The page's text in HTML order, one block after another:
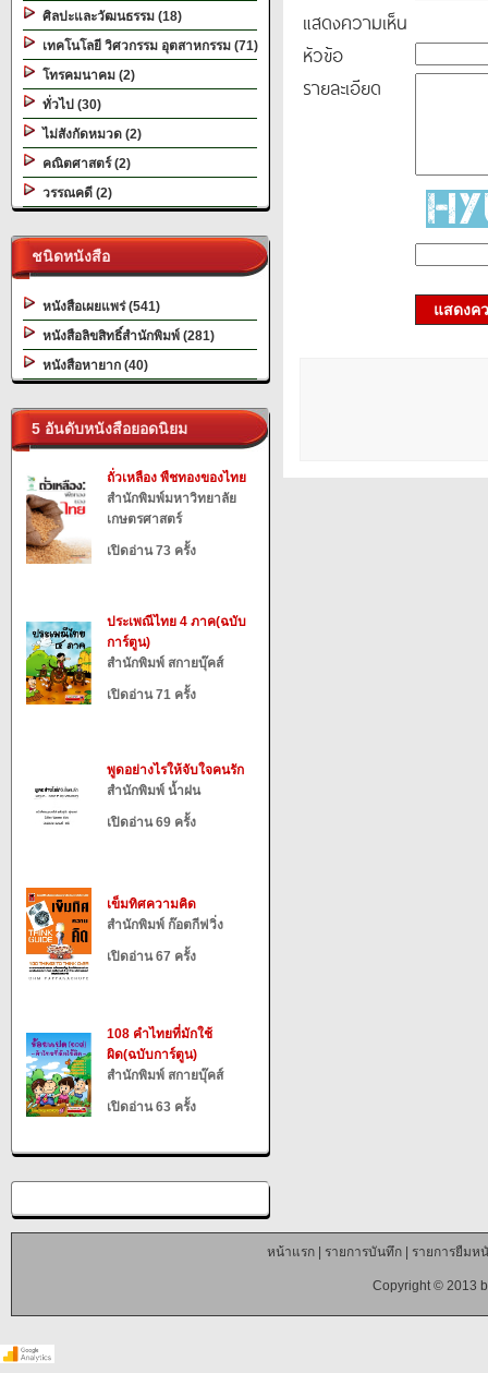
ศิลปะและวัฒนธรรม (18)
เทคโนโลยี วิศวกรรม อุตสาหกรรม (71)
โทรคมนาคม (2)
ทั่วไป (30)
ไม่สังกัดหมวด (2)
คณิตศาสตร์ (2)
วรรณคดี (2)
ชนิดหนังสือ
หนังสือเผยแพร่ (541)
หนังสือลิขสิทธิ์สำนักพิมพ์ (281)
หนังสือหายาก (40)
5 อันดับหนังสือยอดนิยม
ถั่วเหลือง พืชทองของไทย
สำนักพิมพ์มหาวิทยาลัย
เกษตรศาสตร์
เปิดอ่าน 73 ครั้ง
ประเพณีไทย 4 ภาค(ฉบับ
การ์ตูน)
สำนักพิมพ์ สกายบุ๊คส์
เปิดอ่าน 71 ครั้ง
พูดอย่างไรให้จับใจคนรัก
สำนักพิมพ์ น้ำฝน
เปิดอ่าน 69 ครั้ง
เข็มทิศความคิด
สำนักพิมพ์ ก๊อตกีฟวิ่ง
เปิดอ่าน 67 ครั้ง
108 คำไทยที่มักใช้
ผิด(ฉบับการ์ตูน)
สำนักพิมพ์ สกายบุ๊คส์
เปิดอ่าน 63 ครั้ง
แสดงความเห็น
หัวข้อ
รายละเอียด
แสดงค
หน้าแรก| รายการบันทึก| รายการยืมห
Copyright © 2013